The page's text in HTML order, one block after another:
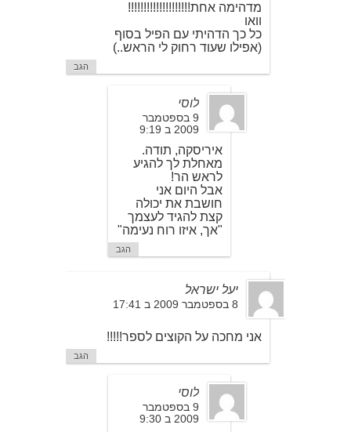
מדהימה אחת!!!!!!!!!!!!!!!!!!!!
וואו
כל כך הדהיתי עם הפיל בסוף
(אפילו שעוד רחוק לי הראש..)
הגב
לוסי
9 בספטמבר
2009 ב 9:19
איריסקה, תודה.
מאחלת לך להגיע
לראש הר!
אבל היום אני
חושבת את יכולה
קצת להגיד לעצמך
"אך, איזו רוח נעימה"
הגב
יעל ישראל
8 בספטמבר 2009 ב 17:41
אני מחכה על הקוצים לספר!!!!!
הגב
לוסי
9 בספטמבר
2009 ב 9:30